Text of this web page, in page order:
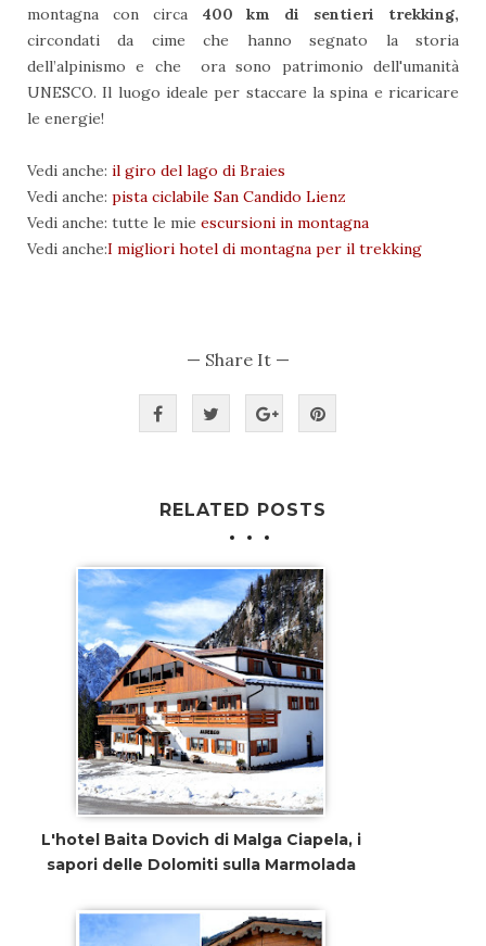
montagna con circa 400 km di sentieri trekking,
circondati da cime che hanno segnato la storia
dell’alpinismo e che ora sono patrimonio dell'umanità
UNESCO. Il luogo ideale per staccare la spina e ricaricare
le energie!
Vedi anche: il giro del lago di Braies
Vedi anche: pista ciclabile San Candido Lienz
Vedi anche: tutte le mie escursioni in montagna
Vedi anche:I migliori hotel di montagna per il trekking
— Share It —
RELATED POSTS
L'hotel Baita Dovich di Malga Ciapela, i
sapori delle Dolomiti sulla Marmolada